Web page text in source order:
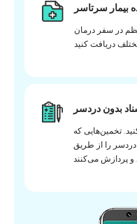
بیمار سرتاسر
در سفر درمان
بدون دردسر
تخمین‌هایی که
دردسر را از طریق